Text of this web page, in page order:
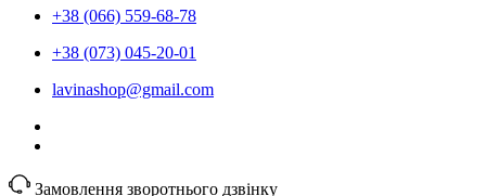
+38 (066) 559-68-78
+38 (073) 045-20-01
lavinashop@gmail.com
Замовлення зворотнього дзвінку